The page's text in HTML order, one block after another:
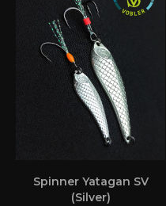
Spinner Yatagan SV
(Silver)